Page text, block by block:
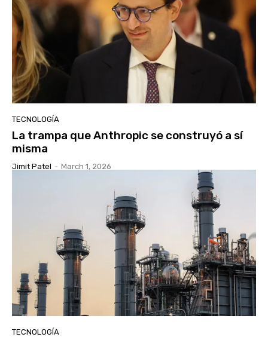
TECNOLOGÍA
La trampa que Anthropic se construyó a sí
misma
Jimit Patel - March 1, 2026
TECNOLOGÍA